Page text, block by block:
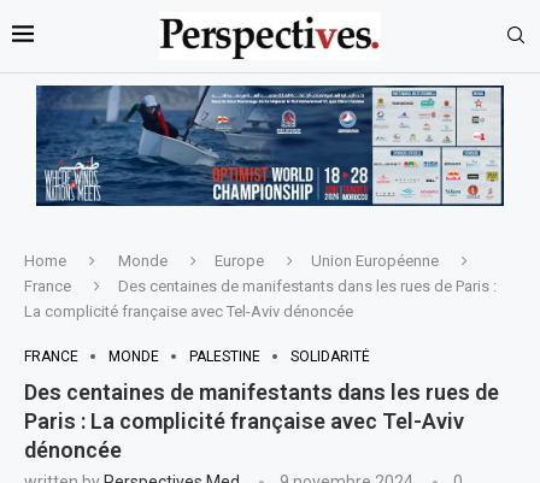
Home Monde Europe
Union Européenne
France
Des centaines de manifestants dans les rues de Paris :
La complicité française avec Tel-Aviv dénoncée
FRANCE MONDE PALESTINE SOLIDARITÉ
Des centaines de manifestants dans les rues de
Paris : La complicité française avec Tel-Aviv
dénoncée